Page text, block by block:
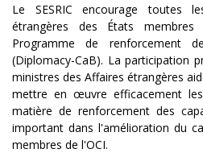
Le SESRIC encourage toutes
étrangères des États
Programme de renforcement
(Diplomacy-CaB). La participation
ministres des Affaires étrangères
mettre en œuvre efficacement
matière de renforcement des
important dans l'amélioration du
membres de l'OCI.